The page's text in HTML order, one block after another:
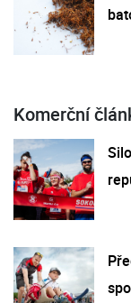
Komerční